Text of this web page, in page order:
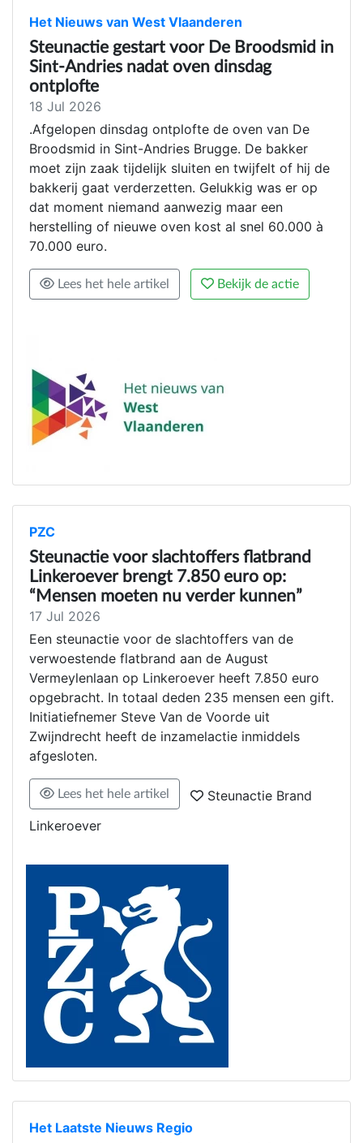
Het Nieuws van West Vlaanderen
Steunactie gestart voor De Broodsmid in
Sint-Andries nadat oven dinsdag
ontplofte
18 Jul 2026
.Afgelopen dinsdag ontplofte de oven van De
Broodsmid in Sint-Andries Brugge. De bakker
moet zijn zaak tijdelijk sluiten en twijfelt of hij de
bakkerij gaat verderzetten. Gelukkig was er op
dat moment niemand aanwezig maar een
herstelling of nieuwe oven kost al snel 60.000 à
70.000 euro.
Lees het hele artikel Bekijk de actie
PZC
Steunactie voor slachtoffers flatbrand
Linkeroever brengt 7.850 euro op:
“Mensen moeten nu verder kunnen”
17 Jul 2026
Een steunactie voor de slachtoffers van de
verwoestende flatbrand aan de August
Vermeylenlaan op Linkeroever heeft 7.850 euro
opgebracht. In totaal deden 235 mensen een gift.
Initiatiefnemer Steve Van de Voorde uit
Zwijndrecht heeft de inzamelactie inmiddels
afgesloten.
Lees het hele artikel
Steunactie Brand
Linkeroever
Het Laatste Nieuws Regio